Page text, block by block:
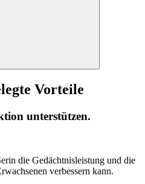
Vorteile
unterstützen.
die Gedächtnisleistung und die
verbessern kann.